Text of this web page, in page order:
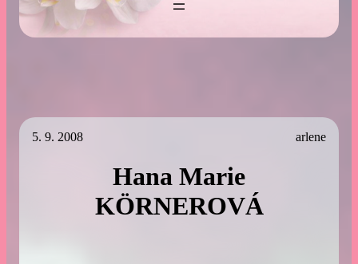
5. 9. 2008 arlene
Hana Marie
KÖRNEROVÁ